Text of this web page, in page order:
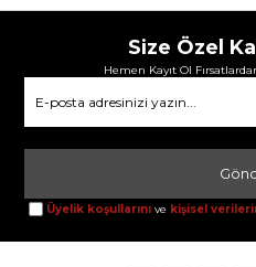
Size Özel
Hemen Kayıt Ol
Üyelik koşullarını ve kişisel